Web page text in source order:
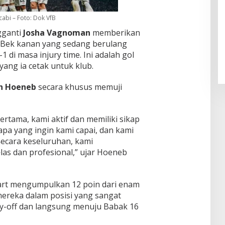
– Foto: Dok VfB
Josha Vagnoman memberikan
kanan yang sedang berulang
di masa injury time. Ini adalah gol
ia cetak untuk klub.
Hoeneb secara khusus memuji
kami aktif dan memiliki sikap
yang ingin kami capai, dan kami
keseluruhan, kami
dan profesional,” ujar Hoeneb
mengumpulkan 12 poin dari enam
dalam posisi yang sangat
dan langsung menuju Babak 16
Warga Berebut Kuota
Di Daerah, Nasional
09:13 WIB